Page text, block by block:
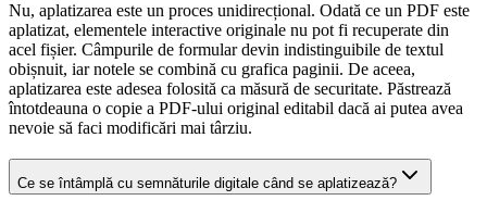
Nu, aplatizarea este un proces unidirecțional. Odată ce un PDF este
aplatizat, elementele interactive originale nu pot fi recuperate din
acel fișier. Câmpurile de formular devin indistinguibile de textul
obișnuit, iar notele se combină cu grafica paginii. De aceea,
aplatizarea este adesea folosită ca măsură de securitate. Păstrează
întotdeauna o copie a PDF-ului original editabil dacă ai putea avea
nevoie să faci modificări mai târziu.
Ce se întâmplă cu semnăturile digitale când se aplatizează?